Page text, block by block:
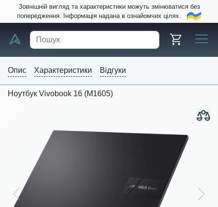
Зовнішній вигляд та характеристики можуть змінюватися без
попередження. Інформація надана в ознайомчих цілях.
Опис Характеристики Відгуки
Ноутбук Vivobook 16 (M1605)
Previous Next